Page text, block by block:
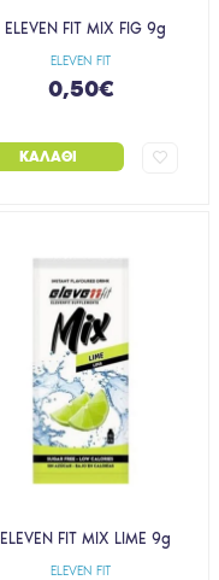
ELEVEN FIT
ELEVEN FIT MIX FIG 9g
0,50€
ΚΑΛΆΘΙ
ELEVEN FIT
ELEVEN FIT MIX LIME 9g